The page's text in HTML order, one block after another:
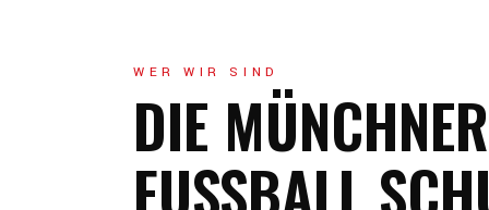
WER WIR SIND
DIE MÜNCHNER
FUSSBALL